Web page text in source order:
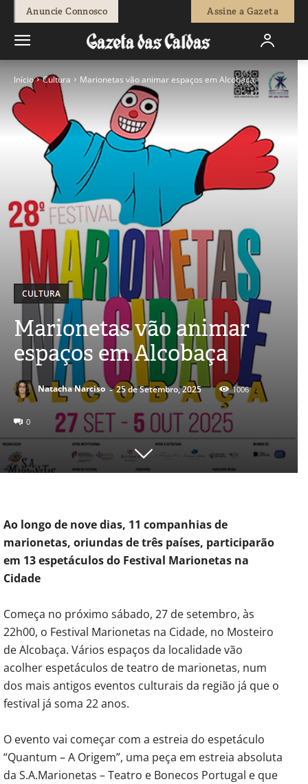
Anuncie Connosco Assine a Gazeta
Início Cultura Marionetas vão animar espaços em Alcobaça
CULTURA
Marionetas vão animar
espaços em Alcobaça
Natacha Narciso - 25 de Setembro, 2025 1006
0
Ao longo de nove dias, 11 companhias de
marionetas, oriundas de três países, participarão
em 13 espetáculos do Festival Marionetas na
Cidade
Começa no próximo sábado, 27 de setembro, às
22h00, o Festival Marionetas na Cidade, no Mosteiro
de Alcobaça. Vários espaços da localidade vão
acolher espetáculos de teatro de marionetas, num
dos mais antigos eventos culturais da região já que o
festival já soma 22 anos.
O evento vai começar com a estreia do espetáculo
“Quantum – A Origem”, uma peça em estreia absoluta
da S.A.Marionetas – Teatro e Bonecos Portugal e que